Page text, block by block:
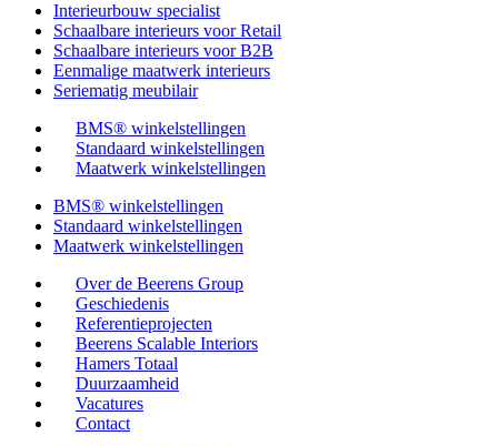
Interieurbouw specialist
Schaalbare interieurs voor Retail
Schaalbare interieurs voor B2B
Eenmalige maatwerk interieurs
Seriematig meubilair
BMS® winkelstellingen
Standaard winkelstellingen
Maatwerk winkelstellingen
BMS® winkelstellingen
Standaard winkelstellingen
Maatwerk winkelstellingen
Over de Beerens Group
Geschiedenis
Referentieprojecten
Beerens Scalable Interiors
Hamers Totaal
Duurzaamheid
Vacatures
Contact